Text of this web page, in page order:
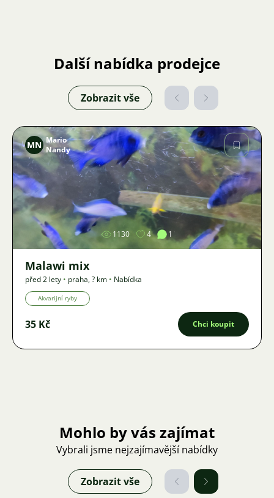
Další nabídka prodejce
Zobrazit vše
Obrázek
MN Mario
Nandy
1130 4 1
Malawi mix
před 2 lety • praha,? km • Nabídka
Akvarijní ryby
35 Kč Chci koupit
Mohlo by vás zajímat
Vybrali jsme nejzajímavější nabídky
Zobrazit vše